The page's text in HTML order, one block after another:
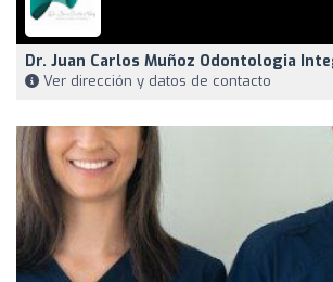
Dr. Juan Carlos Muñoz Odontologia
Ver dirección y datos de contacto